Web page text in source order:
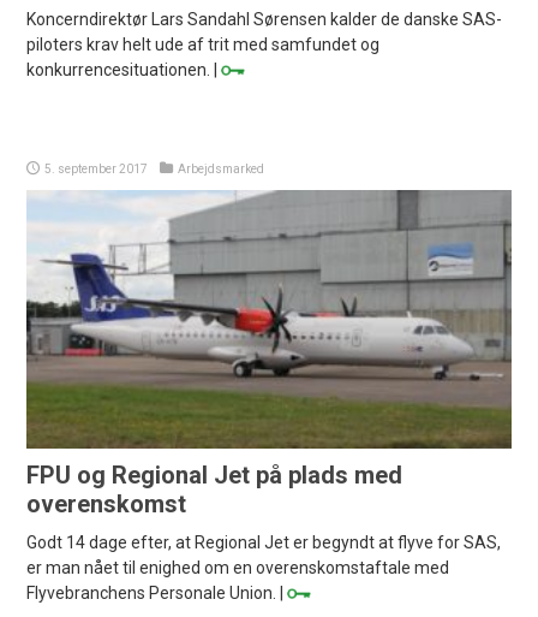
Koncerndirektør Lars Sandahl Sørensen kalder de danske SAS-
piloters krav helt ude af trit med samfundet og
konkurrencesituationen. |
5. september 2017 Arbejdsmarked
FPU og Regional Jet på plads med
overenskomst
Godt 14 dage efter, at Regional Jet er begyndt at flyve for SAS,
er man nået til enighed om en overenskomstaftale med
Flyvebranchens Personale Union. |